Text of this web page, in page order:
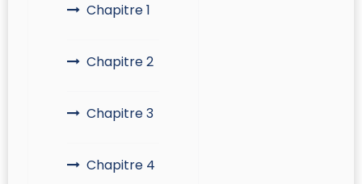
Chapitre 1
Chapitre 2
Chapitre 3
Chapitre 4